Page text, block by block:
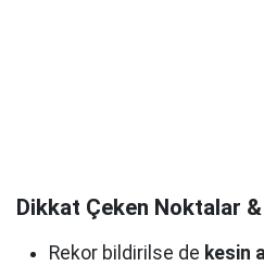
Dikkat Çeken Noktalar &
Rekor bildirilse de kesin